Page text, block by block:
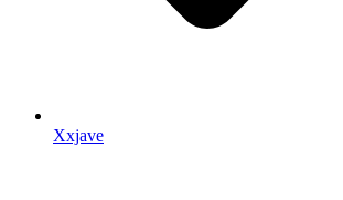
Xxjave